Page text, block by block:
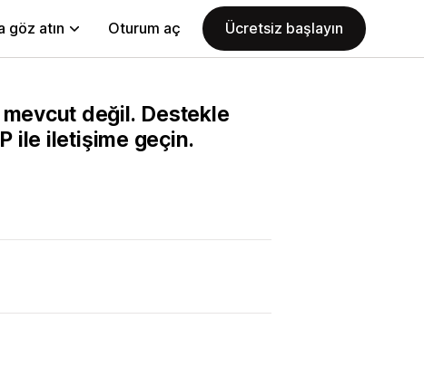
göz atın Oturum aç Ücretsiz başlayın
değil. Destekle
ile iletişime geçin.